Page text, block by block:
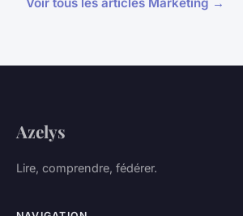
Voir tous les articles Marketing →
Azelys
Lire, comprendre, fédérer.